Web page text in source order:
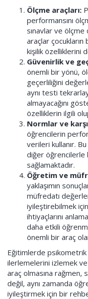
Ölçme araçları:
performansını
sınavlar ve ölçme
araçlar
kişilik özelliklerini
Güvenirlik ve
önemli bir yönü,
geçerliliğini
aynı testi
almayacağını
özelliklerin ilgili
Normlar ve
öğrencilerin
verileri kullanır.
diğer öğrencilerle
sağlamaktadır.
Öğretim ve
yaklaşımın
müfredatı
iyileştirebilmek
ihtiyaçlarını
daha etkili
önemli bir araç
Eğitimlerde psikometrik
ilerlemelerini izlemek
araç olmasına rağmen,
değil, aynı zamanda
iyileştirmek için bir